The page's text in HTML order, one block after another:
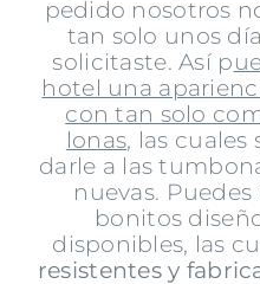
pedido nosotros
tan solo unos
solicitaste. Así p
hotel una
con tan solo
lonas, las cuales
darle a las
nuevas.
bonitos
disponibles, las
resistentes y